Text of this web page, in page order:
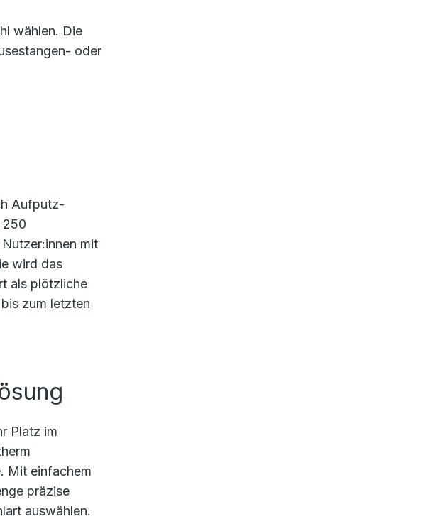
wählen. Die
oder
Aufputz-
250
mit
wird das
als plötzliche
zum letzten
Platz im
Mit einfachem
präzise
auswählen.